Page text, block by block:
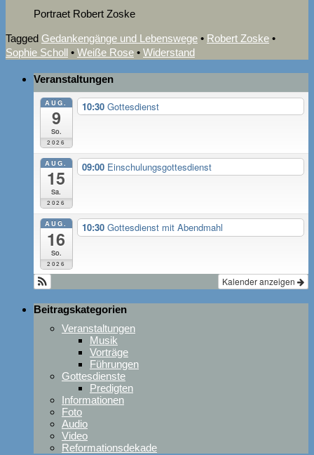
Portraet Robert Zoske
Tagged Gedankengänge und Lebenswege • Robert Zoske •
Sophie Scholl • Weiße Rose • Widerstand
Veranstaltungen
AUG.
9
So.
2026
10:30 Gottesdienst
AUG.
15
Sa.
2026
09:00 Einschulungsgottesdienst
AUG.
16
So.
2026
10:30 Gottesdienst mit Abendmahl
Kalender anzeigen
Beitragskategorien
Veranstaltungen
Musik
Vorträge
Führungen
Gottesdienste
Predigten
Informationen
Foto
Audio
Video
Reformationsdekade